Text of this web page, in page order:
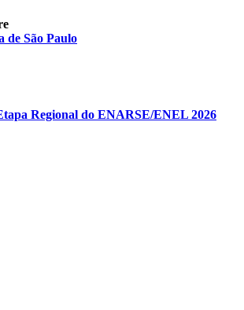
de São Paulo
Regional do ENARSE/ENEL 2026